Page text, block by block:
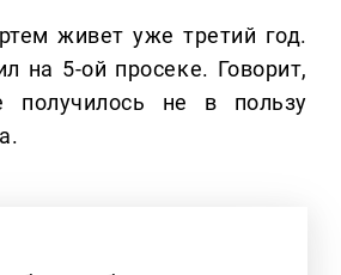
живет уже третий год.
на 5-ой просеке. Говорит,
получилось не в пользу